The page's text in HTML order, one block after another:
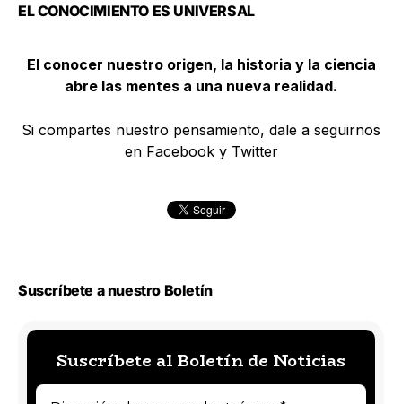
EL CONOCIMIENTO ES UNIVERSAL
El conocer nuestro origen, la historia y la ciencia
abre las mentes a una nueva realidad.
Si compartes nuestro pensamiento, dale a seguirnos
en Facebook y Twitter
Suscríbete a nuestro Boletín
Suscríbete al Boletín de Noticias